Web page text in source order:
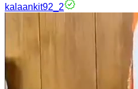
kalaankit92_2